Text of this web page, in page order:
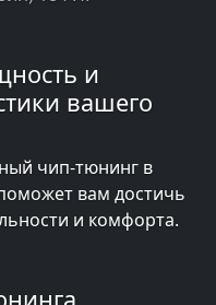
и
вашего
чип-тюнинг в
вам достичь
и комфорта.